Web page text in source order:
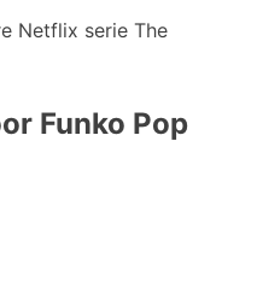
Netflix serie The
Funko Pop